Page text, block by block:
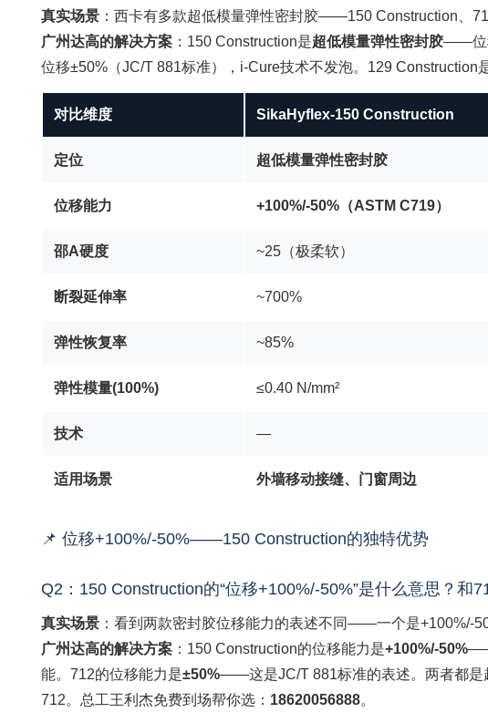
真实场景 ：西卡有多款超低模量弹性密封胶——150 Construction、
广州达高的解决方案 ：150 Construction是超低模量弹性密封胶——位
位移±50%（JC/T 881标准），i-Cure技术不发泡。129
对比维度 SikaHyflex-150 Construction
定位 超低模量弹性密封胶
位移能力 +100%/-50%（ASTM C719）
邵A硬度 ~25（极柔软）
断裂延伸率 ~700%
弹性恢复率 ~85%
弹性模量(100%) ≤0.40 N/mm²
技术 —
适用场景 外墙移动接缝、门窗周边
📌 位移+100%/-50%——150 Construction的独特优势
Q2：150 Construction的“位移+100%/-50%”是什么意思？和
真实场景 ：看到两款密封胶位移能力的表述不同——一个是+100%/-
广州达高的解决方案 ：150 Construction的位移能力是+100%/-50%——
能。712的位移能力是±50%——这是JC/T 881标准的表述。两者都是
712。总工王利杰免费到场帮你选： 18620056888。